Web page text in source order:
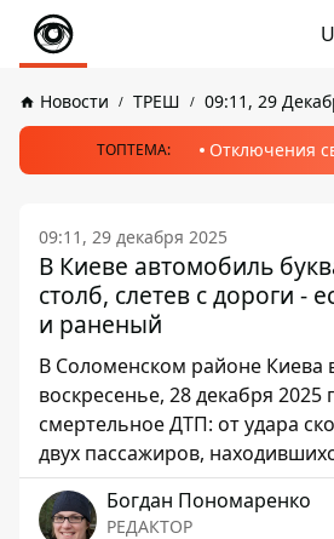
Новости ТРЕШ 09:11, 29
ТОПТЕМА: Отключения
09:11, 29 декабря 2025
В Киеве автомобиль
столб, слетев с дороги -
и раненый
В Соломенском районе Киева
воскресенье, 28 декабря
смертельное ДТП: от удара
двух пассажиров,
Богдан Пономаренко
РЕДАКТОР